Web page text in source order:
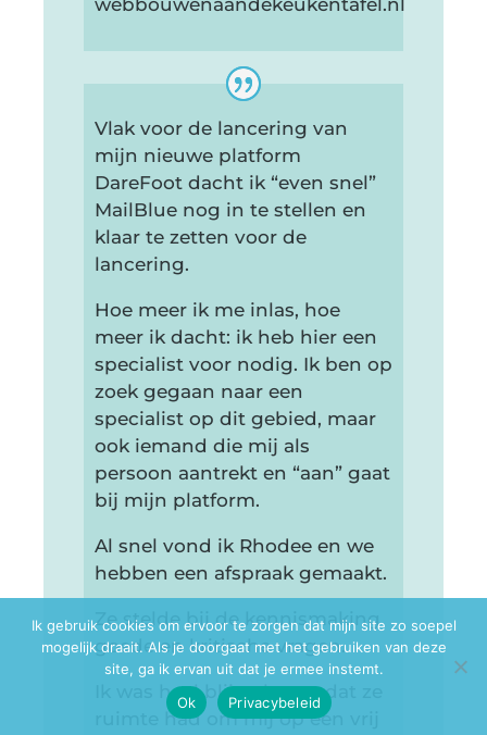
webbouwenaandekeukentafel.nl
Vlak voor de lancering van
mijn nieuwe platform
DareFoot dacht ik “even snel”
MailBlue nog in te stellen en
klaar te zetten voor de
lancering.
Hoe meer ik me inlas, hoe
meer ik dacht: ik heb hier een
specialist voor nodig. Ik ben op
zoek gegaan naar een
specialist op dit gebied, maar
ook iemand die mij als
persoon aantrekt en “aan” gaat
bij mijn platform.
Al snel vond ik Rhodee en we
hebben een afspraak gemaakt.
Ze stelde bij de kennismaking
goede en kritische vragen.
Ik was heel blij te horen dat ze
ruimte had om mij op een vrij
Ik gebruik cookies om ervoor te zorgen dat mijn site zo soepel
mogelijk draait. Als je doorgaat met het gebruiken van deze
site, ga ik ervan uit dat je ermee instemt.
Ok
Privacybeleid